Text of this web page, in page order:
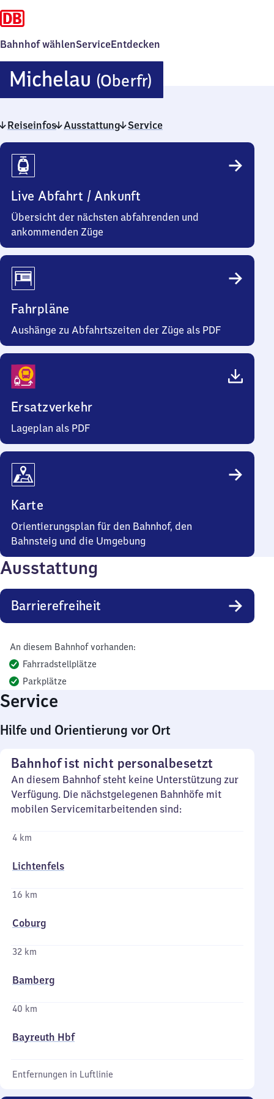
Bahnhof wählenServiceEntdecken
Michelau (Oberfr)
Reiseinfos Ausstattung Service
Reiseinfos
Live Abfahrt / Ankunft
Übersicht der nächsten abfahrenden und
ankommenden Züge
Fahrpläne
Aushänge zu Abfahrtszeiten der Züge als PDF
Ersatzverkehr
Lageplan als PDF
Karte
Orientierungsplan für den Bahnhof, den
Bahnsteig und die Umgebung
Ausstattung
Barrierefreiheit
An diesem Bahnhof vorhanden:
Fahrradstellplätze
Parkplätze
Service
Hilfe und Orientierung vor Ort
Bahnhof ist nicht personalbesetzt
An diesem Bahnhof steht keine Unterstützung zur
Verfügung. Die nächstgelegenen Bahnhöfe mit
mobilen Servicemitarbeitenden sind:
4 km
Lichtenfels
16 km
Coburg
32 km
Bamberg
40 km
Bayreuth Hbf
Entfernungen in Luftlinie